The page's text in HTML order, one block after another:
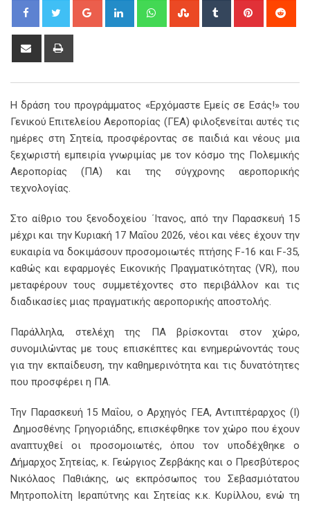
Google+ LinkedIn WhatsappStumbleUpon
Tumblr Pinterest
Share
Η δράση του προγράμματος «Ερχόμαστε Εμείς σε Εσάς!» του
Γενικού Επιτελείου Αεροπορίας (ΓΕΑ) φιλοξενείται αυτές τις
ημέρες στη Σητεία, προσφέροντας σε παιδιά και νέους μια
ξεχωριστή εμπειρία γνωριμίας με τον κόσμο της Πολεμικής
Αεροπορίας (ΠΑ) και της σύγχρονης αεροπορικής
τεχνολογίας.
Στο αίθριο του ξενοδοχείου ΄Ιτανος, από την Παρασκευή 15
μέχρι και την Κυριακή 17 Μαΐου 2026, νέοι και νέες έχουν την
ευκαιρία να δοκιμάσουν προσομοιωτές πτήσης F-16 και F-35,
καθώς και εφαρμογές Εικονικής Πραγματικότητας (VR), που
μεταφέρουν τους συμμετέχοντες στο περιβάλλον και τις
διαδικασίες μιας πραγματικής αεροπορικής αποστολής.
Παράλληλα, στελέχη της ΠΑ βρίσκονται στον χώρο,
συνομιλώντας με τους επισκέπτες και ενημερώνοντάς τους
για την εκπαίδευση, την καθημερινότητα και τις δυνατότητες
που προσφέρει η ΠΑ.
Την Παρασκευή 15 Μαΐου, ο Αρχηγός ΓΕΑ, Αντιπτέραρχος (Ι)
Δημοσθένης Γρηγοριάδης, επισκέφθηκε τον χώρο που έχουν
αναπτυχθεί οι προσομοιωτές, όπου τον υποδέχθηκε ο
Δήμαρχος Σητείας, κ. Γεώργιος Ζερβάκης και ο Πρεσβύτερος
Νικόλαος Παθιάκης, ως εκπρόσωπος του Σεβασμιότατου
Μητροπολίτη Ιεραπύτνης και Σητείας κ.κ. Κυρίλλου, ενώ τη